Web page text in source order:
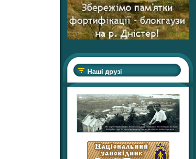
Наші друзі